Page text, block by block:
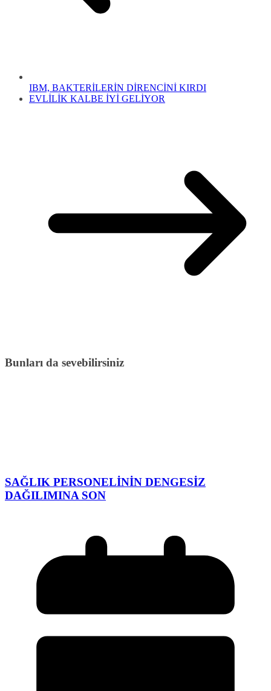
IBM, BAKTERİLERİN DİRENCİNİ KIRDI
EVLİLİK KALBE İYİ GELİYOR
Bunları da sevebilirsiniz
SAĞLIK PERSONELİNİN DENGESİZ
DAĞILIMINA SON